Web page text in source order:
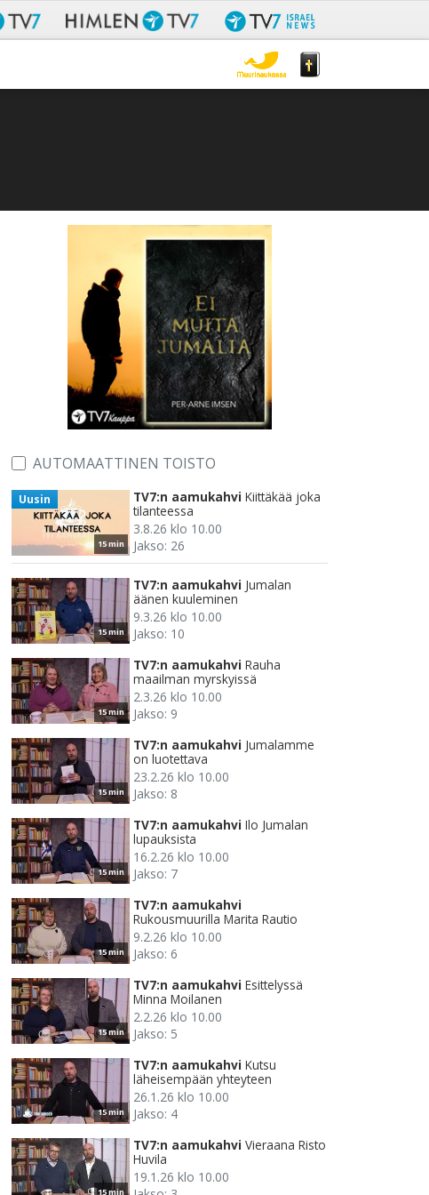
AUTOMAATTINEN TOISTO
15 min
Uusin TV7:n aamukahvi Kiittäkää joka
tilanteessa
3.8.26 klo 10.00
Jakso: 26
15 min
TV7:n aamukahvi Jumalan
äänen kuuleminen
9.3.26 klo 10.00
Jakso: 10
15 min
TV7:n aamukahvi Rauha
maailman myrskyissä
2.3.26 klo 10.00
Jakso: 9
15 min
TV7:n aamukahvi Jumalamme
on luotettava
23.2.26 klo 10.00
Jakso: 8
15 min
TV7:n aamukahvi Ilo Jumalan
lupauksista
16.2.26 klo 10.00
Jakso: 7
15 min
TV7:n aamukahvi
Rukousmuurilla Marita Rautio
9.2.26 klo 10.00
Jakso: 6
15 min
TV7:n aamukahvi Esittelyssä
Minna Moilanen
2.2.26 klo 10.00
Jakso: 5
15 min
TV7:n aamukahvi Kutsu
läheisempään yhteyteen
26.1.26 klo 10.00
Jakso: 4
15 min
TV7:n aamukahvi Vieraana Risto
Huvila
19.1.26 klo 10.00